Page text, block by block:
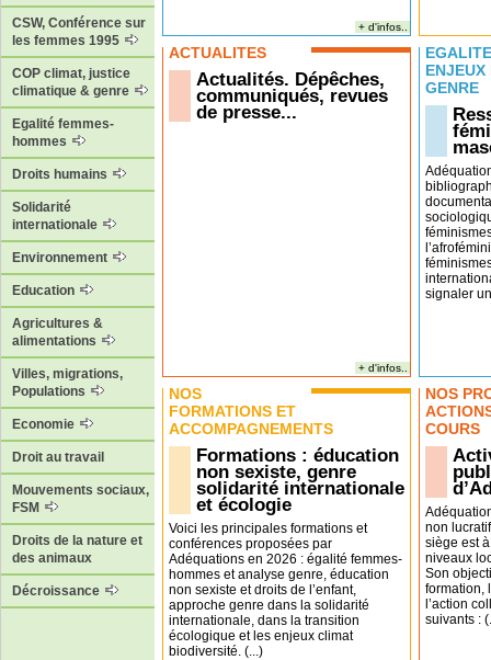
CSW, Conférence sur
les femmes 1995
COP climat, justice
climatique & genre
Egalité femmes-
hommes
Droits humains
Solidarité
internationale
Environnement
Education
Agricultures &
alimentations
Villes, migrations,
Populations
Economie
Droit au travail
Mouvements sociaux,
FSM
Droits de la nature et
des animaux
Décroissance
+ d'infos..
ACTUALITÉS
Actualités. Dépêches,
communiqués, revues
de presse...
+ d'infos..
ENJEUX
GENRE
signaler
NOS
FORMATIONS ET
ACCOMPAGNEMENTS
Formations : éducation
non sexiste, genre
solidarité internationale
et écologie
Voici les principales formations et
conférences proposées par
Adéquations en 2026 : égalité femmes-
hommes et analyse genre, éducation
non sexiste et droits de l’enfant,
approche genre dans la solidarité
internationale, dans la transition
écologique et les enjeux climat
biodiversité. (...)
NOS
COURS
non
siège est
niveaux
Son
formation,
l’action
suivants :